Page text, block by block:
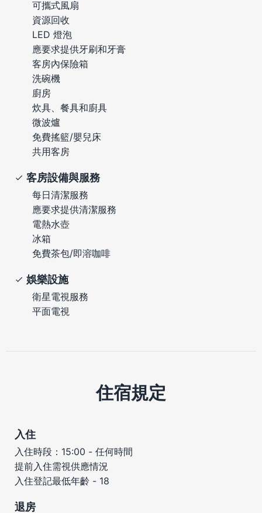
可攜式風扇
資源回收
LED 燈泡
應要求提供牙刷和牙膏
客房內保險箱
洗碗機
廚房
炊具、餐具和廚具
微波爐
免費搖籃/嬰兒床
共用客房
客房設備與服務
每日清潔服務
應要求提供清潔服務
電熱水壺
冰箱
免費茶包/即溶咖啡
娛樂設施
衛星電視服務
平面電視
住宿規定
入住
入住時段：15:00 - 任何時間
提前入住需視供應情況
入住登記最低年齡 - 18
退房